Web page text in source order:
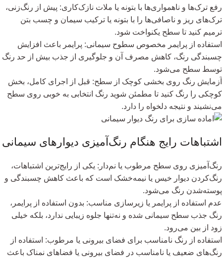
رفع ترک‌ها و ناهمواری‌ها با بتونه یا ملات نازک‌کاری: پیش از رنگ‌زنی،
ترک‌های ریز و ناصافی‌ها را با بتونه یا ترکیب سیمان و چسب بتن
ترمیم کنید تا سطح یکنواخت شود.
استفاده از پرایمر مخصوص سطوح سیمانی: پرایمر باعث افزایش
چسبندگی رنگ، کاهش مصرف آن و جلوگیری از جذب بیش از حد رنگ
توسط سطح می‌شود.
آزمایش رنگ روی بخشی کوچک از سطح: قبل از اجرای کامل، بخش
کوچکی را رنگ کنید تا مطمئن شوید رنگ انتخابی به خوبی روی سطح
می‌نشیند و نتیجه دلخواه را دارد.
اشتباهات رایج هنگام رنگ‌آمیزی دیوارهای سیمانی
رنگ‌آمیزی روی سطح مرطوب یا نم‌دار: یکی از رایج‌ترین اشتباهات،
رنگ‌کردن دیوار خیس یا نیمه‌خشک است که باعث کاهش چسبندگی و
پوسته‌شدن رنگ می‌شود.
عدم استفاده از پرایمر یا زیرسازی مناسب: بدون استفاده از پرایمر،
رنگ جذب سطح سیمانی شده و نه‌تنها جلوه زیبایی ندارد، بلکه خیلی
زود از بین می‌رود.
استفاده از رنگ نامناسب برای فضای بیرونی یا مرطوب: استفاده از
رنگ‌های ضعیف یا نامناسب در فضای بیرونی یا فضاهای نمناک باعث